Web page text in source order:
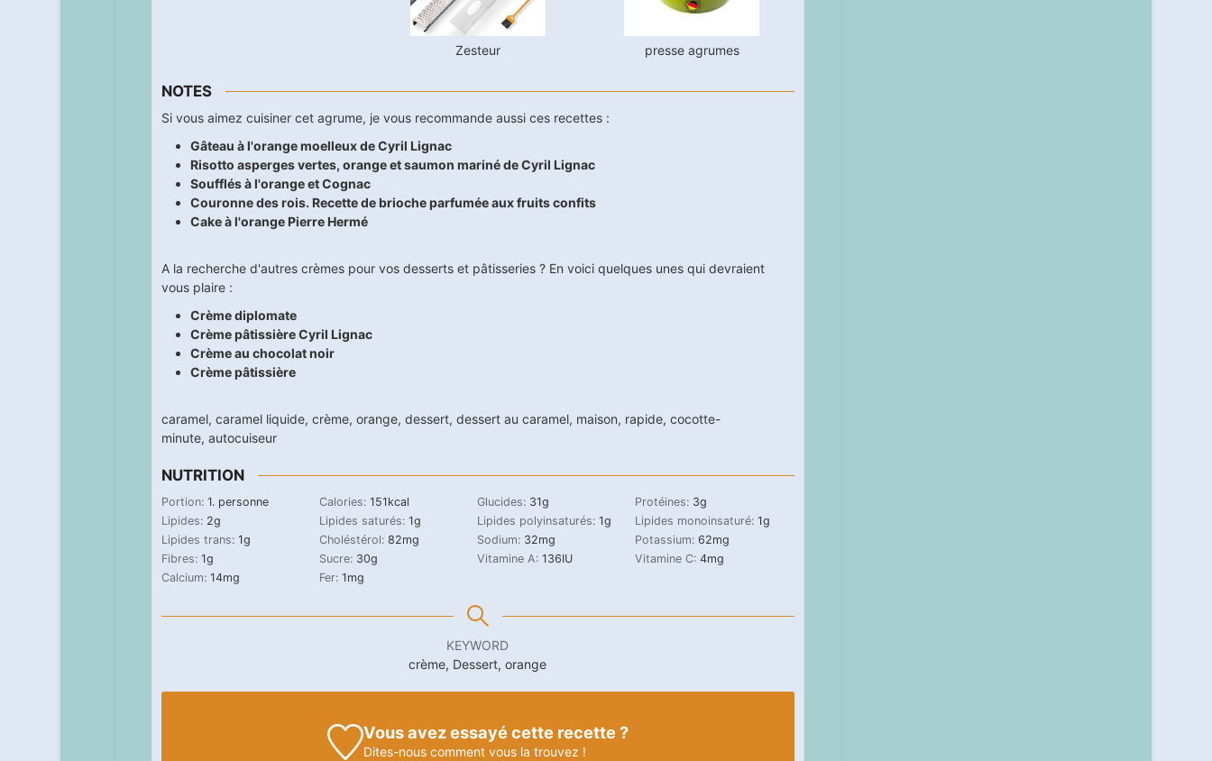
Zesteur presse agrumes
NOTES
Si vous aimez cuisiner cet agrume, je vous recommande aussi ces recettes :
Gâteau à l'orange moelleux de Cyril Lignac
Risotto asperges vertes, orange et saumon mariné de Cyril Lignac
Soufflés à l'orange et Cognac
Couronne des rois. Recette de brioche parfumée aux fruits confits
Cake à l'orange Pierre Hermé
A la recherche d'autres crèmes pour vos desserts et pâtisseries ? En voici quelques unes qui devraient
vous plaire :
Crème diplomate
Crème pâtissière Cyril Lignac
Crème au chocolat noir
Crème pâtissière
caramel, caramel liquide, crème, orange, dessert, dessert au caramel, maison, rapide, cocotte-
minute, autocuiseur
NUTRITION
Portion: 1. personne Calories: 151kcal Glucides: 31g Protéines: 3g
Lipides: 2g Lipides saturés: 1g Lipides polyinsaturés: 1g Lipides monoinsaturé: 1g
Lipides trans: 1g Choléstérol: 82mg Sodium: 32mg Potassium: 62mg
Fibres: 1g Sucre: 30g Vitamine A: 136IU Vitamine C: 4mg
Calcium: 14mg Fer: 1mg
KEYWORD
crème, Dessert, orange
Vous avez essayé cette recette ?
Dites-nouscomment vous la trouvez !